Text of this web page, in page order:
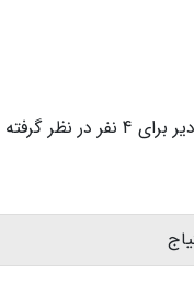
مواد اولیه برای طرز تهیه خوراک قفقازی با فیله مرغ را می توانید در جدول زیر ببینید. این